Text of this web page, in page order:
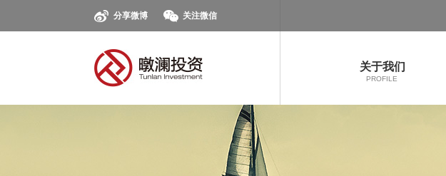
分享微博 关注微信
关于我们
PROFILE